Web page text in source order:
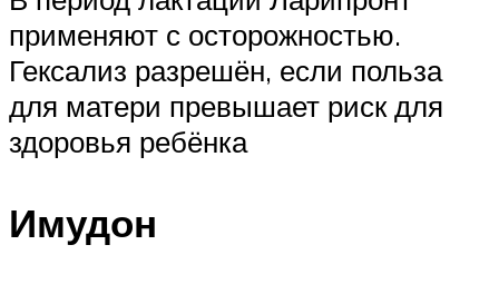
применяют с осторожностью.
Гексализ разрешён, если польза
для матери превышает риск для
здоровья ребёнка
Имудон